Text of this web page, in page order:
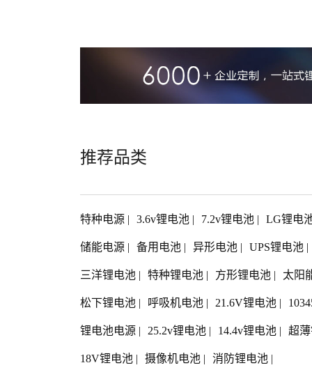
推荐品类
特种电源 | 3.6v锂电池 | 7.2v锂电池 | LG锂电
储能电源 | 备用电池 | 异形电池 | UPS锂电池 |
三洋锂电池 | 特种锂电池 | 方形锂电池 | 太阳
松下锂电池 | 呼吸机电池 | 21.6V锂电池 |
锂电池电源 | 25.2v锂电池 | 14.4v锂电池 | 超
18V锂电池 | 摄像机电池 | 消防锂电池 |